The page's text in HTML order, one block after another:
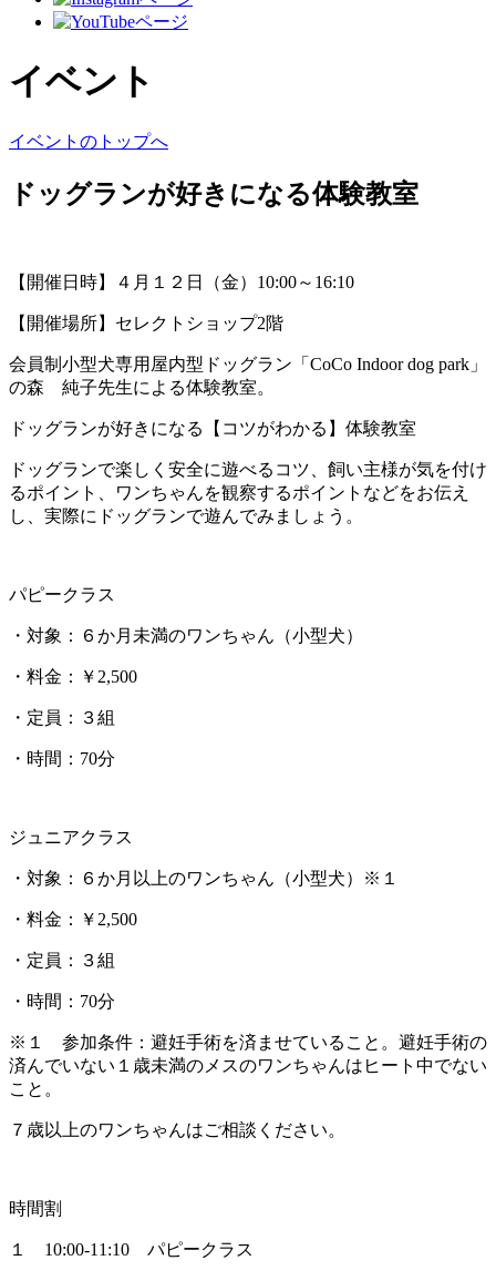
イベント
イベントのトップへ
ドッグランが好きになる体験教室
【開催日時】４月１２日（金）10:00～16:10
【開催場所】セレクトショップ2階
会員制小型犬専用屋内型ドッグラン「CoCo Indoor dog park」
の森 純子先生による体験教室。
ドッグランが好きになる【コツがわかる】体験教室
ドッグランで楽しく安全に遊べるコツ、飼い主様が気を付け
るポイント、ワンちゃんを観察するポイントなどをお伝え
し、実際にドッグランで遊んでみましょう。
パピークラス
・対象：６か月未満のワンちゃん（小型犬）
・料金：￥2,500
・定員：３組
・時間：70分
ジュニアクラス
・対象：６か月以上のワンちゃん（小型犬）※１
・料金：￥2,500
・定員：３組
・時間：70分
※１ 参加条件：避妊手術を済ませていること。避妊手術の
済んでいない１歳未満のメスのワンちゃんはヒート中でない
こと。
７歳以上のワンちゃんはご相談ください。
時間割
１ 10:00‐11:10 パピークラス